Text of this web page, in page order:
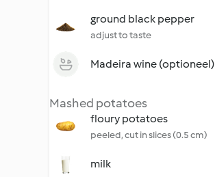
ground black pepper
adjust to taste
Madeira wine (optioneel)
Mashed potatoes
floury potatoes
peeled, cut in slices (0.5 cm)
milk